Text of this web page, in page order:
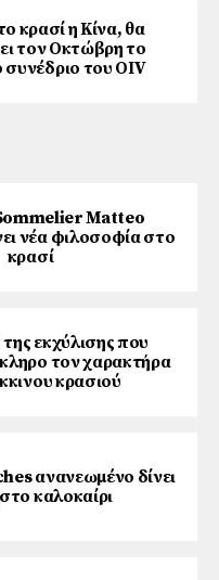
κρασί η Κίνα, θα
τον Οκτώβρη το
του ΟΙV
Matteo
νέα φιλοσοφία στο
κρασί
εκχύλισης που
τον χαρακτήρα
κρασιού
ανανεωμένο δίνει
καλοκαίρι